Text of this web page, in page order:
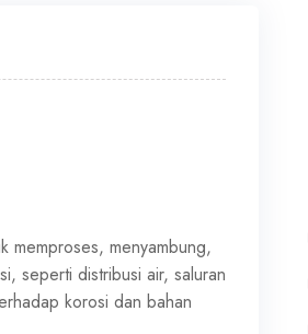
memproses, menyambung,
seperti distribusi air, saluran
korosi dan bahan